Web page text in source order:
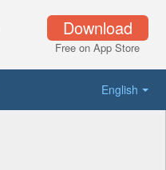
Download
Free on App Store
English